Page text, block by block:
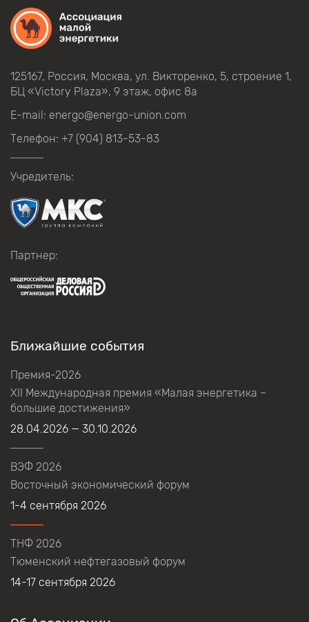
125167, Россия, Москва, ул. Викторенко, 5, строение 1,
БЦ «Victory Plaza», 9 этаж, офис 8а
E-mail: energo@energo-union.com
Телефон: +7 (904) 813-53-83
Учредитель:
Партнер:
Ближайшие события
Премия-2026
XII Международная премия «Малая энергетика –
большие достижения»
28.04.2026 — 30.10.2026
ВЭФ 2026
Восточный экономический форум
1-4 сентября 2026
ТНФ 2026
Тюменский нефтегазовый форум
14-17 сентября 2026